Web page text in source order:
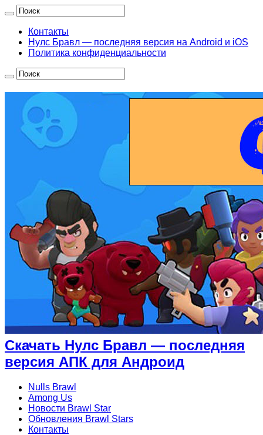
Контакты
Нулс Бравл — последняя версия на Android и iOS
Политика конфиденциальности
Скачать Нулс Бравл — последняя
версия АПК для Андроид
Nulls Brawl
Among Us
Новости Brawl Star
Обновления Brawl Stars
Контакты